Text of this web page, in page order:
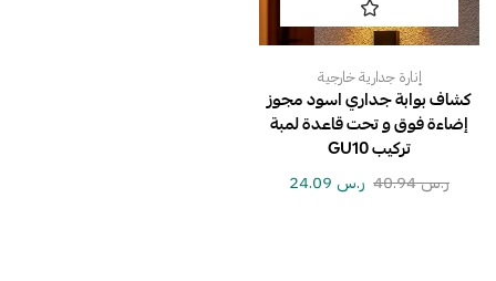
إنارة جدارية خارجية
كشاف بوابة جداري اسود مجوز
إضاءة فوق و تحت قاعدة لمبة
تركيب GU10
ر.س40.94 ر.س